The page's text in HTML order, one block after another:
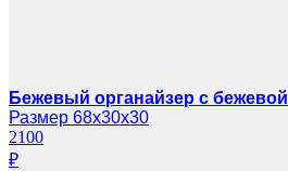
Бежевый органайзер с
Размер 68х30х30
2100
₽